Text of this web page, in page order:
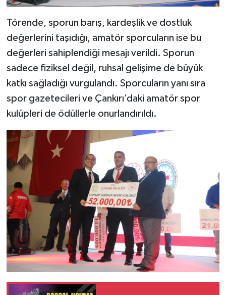
Törende, sporun barış, kardeşlik ve dostluk
değerlerini taşıdığı, amatör sporcuların ise bu
değerleri sahiplendiği mesajı verildi. Sporun
sadece fiziksel değil, ruhsal gelişime de büyük
katkı sağladığı vurgulandı. Sporcuların yanı sıra
spor gazetecileri ve Çankırı’daki amatör spor
kulüpleri de ödüllerle onurlandırıldı.